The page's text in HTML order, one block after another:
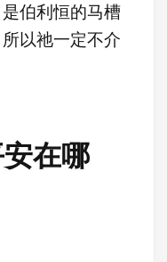
伯利恒的马槽
以祂一定不介
在哪